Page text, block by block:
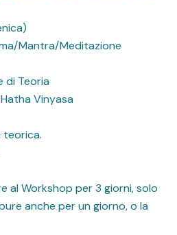
Mantra/Meditazione
di Teoria
Vinyasa
teorica.
al Workshop per 3 giorni, solo
anche per un giorno, o la